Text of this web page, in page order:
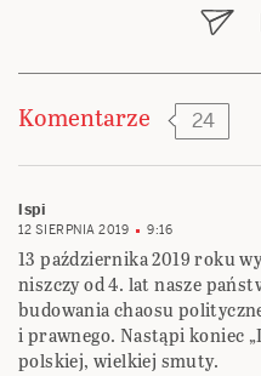
Komentarze 24
lspi
12 SIERPNIA 2019 9:16
13 października 2019 roku
niszczy od 4. lat nasze
budowania chaosu
i prawnego. Nastąpi koniec
polskiej, wielkiej smuty.